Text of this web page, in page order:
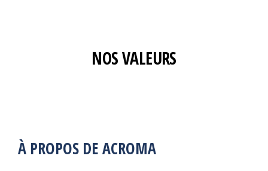
NOS VALEURS
À PROPOS DE ACROMA